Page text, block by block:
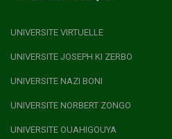
UNIVERSITE VIRTUELLE
UNIVERSITE JOSEPH KI ZERBO
UNIVERSITE NAZI BONI
UNIVERSITE NORBERT ZONGO
UNIVERSITE OUAHIGOUYA